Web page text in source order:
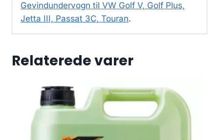
Gevindundervogn til VW Golf V, Golf Plus,
Jetta III, Passat 3C, Touran.
Relaterede varer